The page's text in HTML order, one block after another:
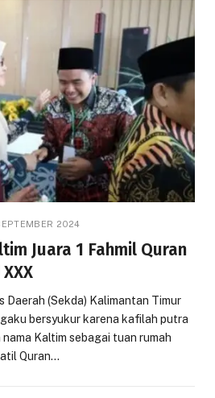
2024
Juara 1 Fahmil Quran
Daerah (Sekda) Kalimantan Timur
bersyukur karena kafilah putra
Kaltim sebagai tuan rumah
Quran…